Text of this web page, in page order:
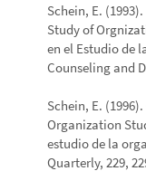
Schein, E.
Study of
en el Estudio de
Counseling and
Schein, E.
Organization
estudio de la
Quarterly, 229,